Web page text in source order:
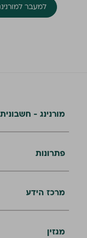
למעבר
מורנינג -
פתרונות
מרכז הידע
מגזין